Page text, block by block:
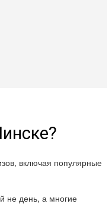
включая популярные
не день, а многие